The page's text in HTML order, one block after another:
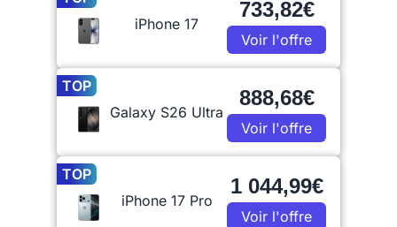
iPhone 17
733,82€
Voir l'offre
TOP
Galaxy S26 Ultra
888,68€
Voir l'offre
TOP
iPhone 17 Pro
1 044,99€
Voir l'offre